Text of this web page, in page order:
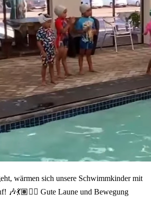
wärmen sich unsere Schwimmkinder mit
🎶💃🏽🏊‍♂️ Gute Laune und Bewegung